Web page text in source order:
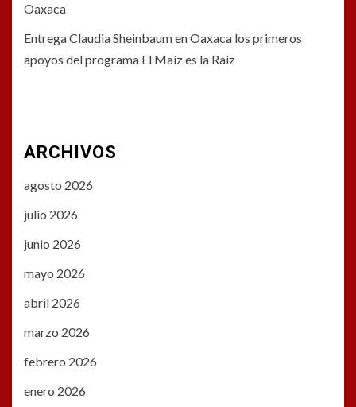
Oaxaca
Entrega Claudia Sheinbaum en Oaxaca los primeros
apoyos del programa El Maíz es la Raíz
ARCHIVOS
agosto 2026
julio 2026
junio 2026
mayo 2026
abril 2026
marzo 2026
febrero 2026
enero 2026